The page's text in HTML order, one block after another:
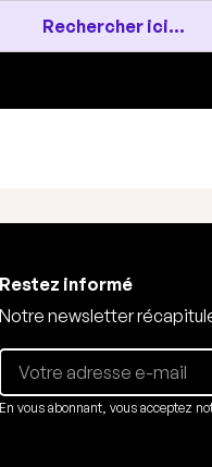
Restez informé
Notre newsletter
En vous abonnant, vous acceptez